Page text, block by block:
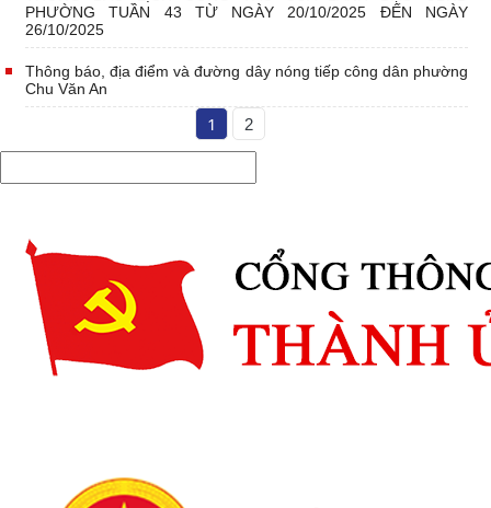
PHƯỜNG TUẦN 43 TỪ NGÀY 20/10/2025 ĐẾN NGÀY
26/10/2025
Thông báo, địa điểm và đường dây nóng tiếp công dân phường
Chu Văn An
1 2